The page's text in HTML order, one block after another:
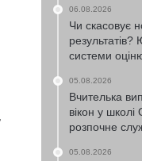
06.08.2026
Чи скасовує
системи
05.08.2026
Вчителька
вікон у
розпочне
05.08.2026